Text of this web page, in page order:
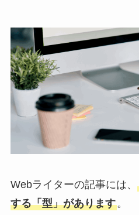
Webライターの記事には、
する「型」があります。